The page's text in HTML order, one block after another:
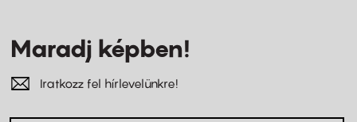
Maradj képben!
Iratkozz fel hírlevelünkre!